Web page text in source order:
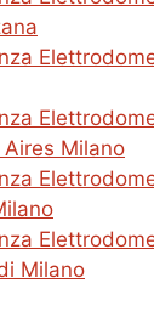
Aires Milano
Milano